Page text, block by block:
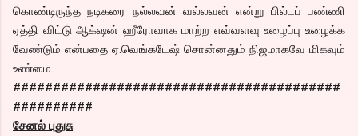
கொண்டிருந்த நடிகரை நல்லவன் வல்லவன் என்று பில்டப் பண்ணி
ஏத்தி விட்டு ஆக்‌ஷன் ஹீரோவாக மாற்ற எவ்வளவு உழைப்பு உழைக்க
வேண்டும் என்பதை ஏ.வெங்கடேஷ் சொன்னதும் நிஜமாகவே மிகவும்
உண்மை.
#########################################
##########
சேனல் புதுசு